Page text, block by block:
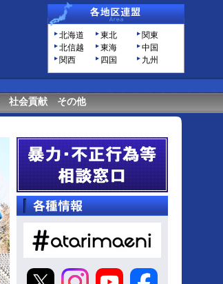
北海道 東北
関東
北信越
東海
中国
関西
四国 九州
社会貢献 その他